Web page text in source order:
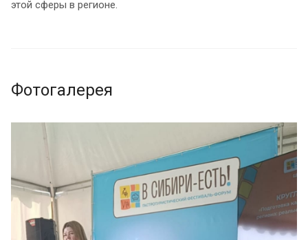
этой сферы в регионе.
Фотогалерея